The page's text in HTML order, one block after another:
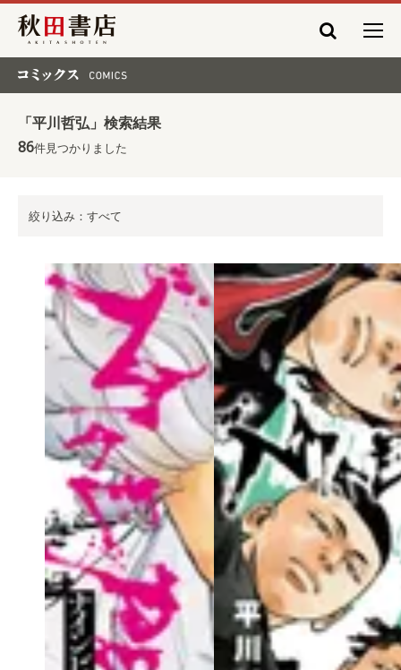
秋田書店
「平川哲弘」検索結果
86件見つかりました
絞り込み：すべて